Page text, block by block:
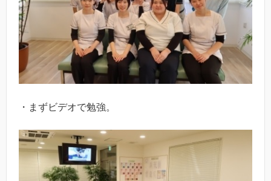
・まずビデオで勉強。